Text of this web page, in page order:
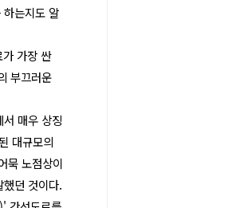
는지도 알
가장 싼
부끄러운
매우 상징
대규모의
묵 노점상이
던 것이다.